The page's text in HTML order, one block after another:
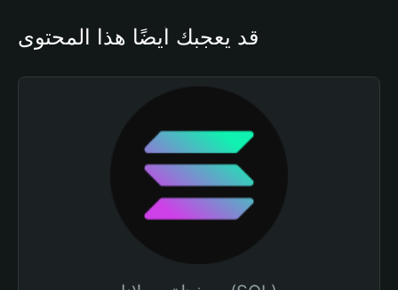
قد يعجبك أيضًا هذا المحتوى